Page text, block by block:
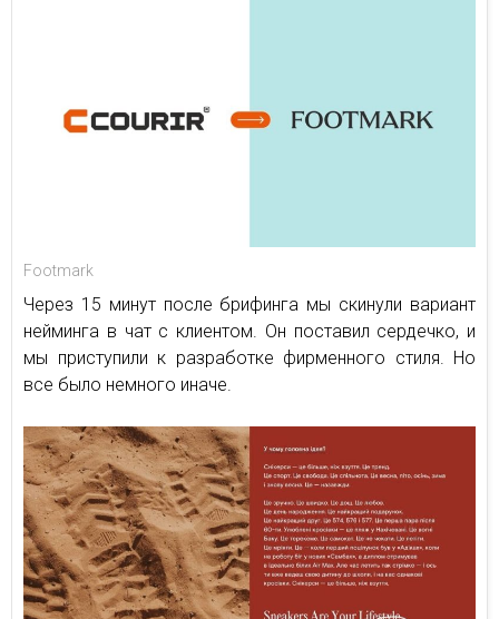
Footmark
Через 15 минут после брифинга мы скинули вариант
нейминга в чат с клиентом. Он поставил сердечко, и
мы приступили к разработке фирменного стиля. Но
все было немного иначе.